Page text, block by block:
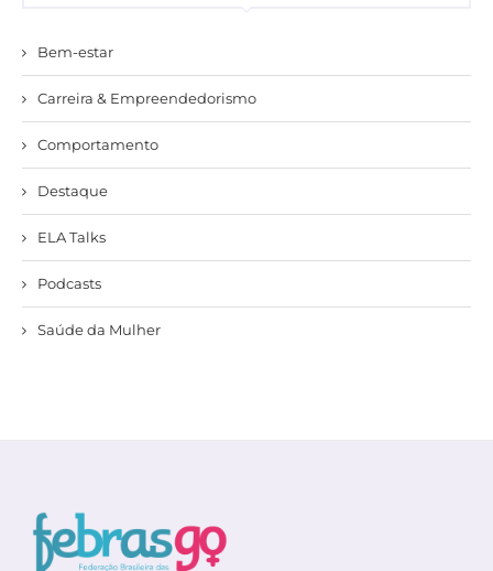
Bem-estar
Carreira & Empreendedorismo
Comportamento
Destaque
ELA Talks
Podcasts
Saúde da Mulher